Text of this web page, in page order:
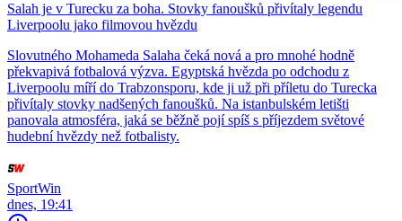
Salah je v Turecku za boha. Stovky fanoušků přivítaly legendu
Liverpoolu jako filmovou hvězdu
Slovutného Mohameda Salaha čeká nová a pro mnohé hodně
překvapivá fotbalová výzva. Egyptská hvězda po odchodu z
Liverpoolu míří do Trabzonsporu, kde ji už při příletu do Turecka
přivítaly stovky nadšených fanoušků. Na istanbulském letišti
panovala atmosféra, jaká se běžně pojí spíš s příjezdem světové
hudební hvězdy než fotbalisty.
SportWin
dnes, 19:41